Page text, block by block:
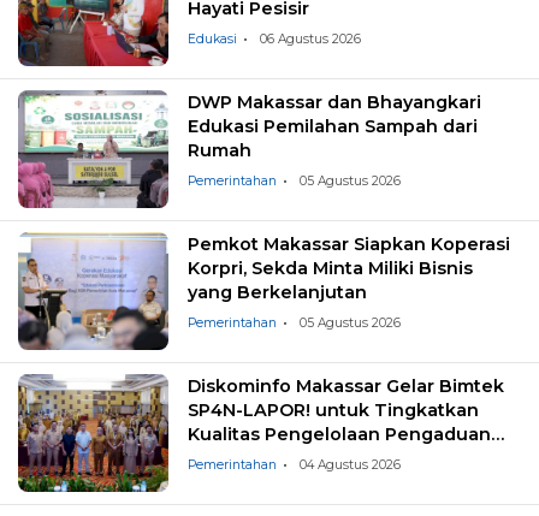
Hayati Pesisir
Edukasi 06 Agustus 2026
DWP Makassar dan Bhayangkari
Edukasi Pemilahan Sampah dari
Rumah
Pemerintahan 05 Agustus 2026
Pemkot Makassar Siapkan Koperasi
Korpri, Sekda Minta Miliki Bisnis
yang Berkelanjutan
Pemerintahan 05 Agustus 2026
Diskominfo Makassar Gelar Bimtek
SP4N-LAPOR! untuk Tingkatkan
Kualitas Pengelolaan Pengaduan
Masyarakat
Pemerintahan 04 Agustus 2026